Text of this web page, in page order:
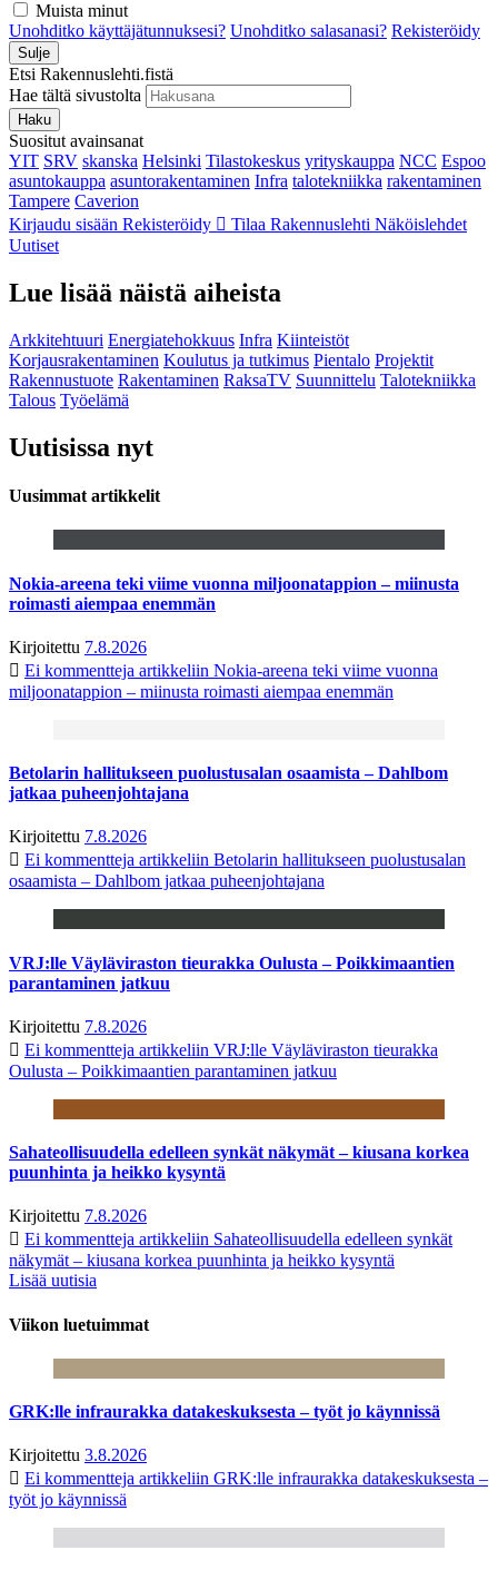
Muista minut
Unohditko käyttäjätunnuksesi? Unohditko salasanasi? Rekisteröidy
Sulje
Etsi Rakennuslehti.fistä
Hae tältä sivustolta
Haku
Suositut avainsanat
YIT SRV skanska Helsinki Tilastokeskus yrityskauppa NCC Espoo
asuntokauppa asuntorakentaminen Infra talotekniikka rakentaminen
Tampere Caverion
Kirjaudu sisään Rekisteröidy Tilaa Rakennuslehti Näköislehdet
Uutiset
Lue lisää näistä aiheista
Arkkitehtuuri Energiatehokkuus Infra Kiinteistöt
Korjausrakentaminen Koulutus ja tutkimus Pientalo Projektit
Rakennustuote Rakentaminen RaksaTV Suunnittelu Talotekniikka
Talous Työelämä
Uutisissa nyt
Uusimmat artikkelit
Nokia-areena teki viime vuonna miljoonatappion – miinusta
roimasti aiempaa enemmän
Kirjoitettu 7.8.2026
Ei kommentteja artikkeliin Nokia-areena teki viime vuonna
miljoonatappion – miinusta roimasti aiempaa enemmän
Betolarin hallitukseen puolustusalan osaamista – Dahlbom
jatkaa puheenjohtajana
Kirjoitettu 7.8.2026
Ei kommentteja artikkeliin Betolarin hallitukseen puolustusalan
osaamista – Dahlbom jatkaa puheenjohtajana
VRJ:lle Väyläviraston tieurakka Oulusta – Poikkimaantien
parantaminen jatkuu
Kirjoitettu 7.8.2026
Ei kommentteja artikkeliin VRJ:lle Väyläviraston tieurakka
Oulusta – Poikkimaantien parantaminen jatkuu
Sahateollisuudella edelleen synkät näkymät – kiusana korkea
puunhinta ja heikko kysyntä
Kirjoitettu 7.8.2026
Ei kommentteja artikkeliin Sahateollisuudella edelleen synkät
näkymät – kiusana korkea puunhinta ja heikko kysyntä
Lisää uutisia
Viikon luetuimmat
GRK:lle infraurakka datakeskuksesta – työt jo käynnissä
Kirjoitettu 3.8.2026
Ei kommentteja artikkeliin GRK:lle infraurakka datakeskuksesta –
työt jo käynnissä